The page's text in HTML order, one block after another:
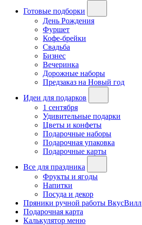
Готовые подборки
День Рождения
Фуршет
Кофе-брейки
Свадьба
Бизнес
Вечеринка
Дорожные наборы
Предзаказ на Новый год
Идеи для подарков
1 сентября
Удивительные подарки
Цветы и конфеты
Подарочные наборы
Подарочная упаковка
Подарочные карты
Все для праздника
Фрукты и ягоды
Напитки
Посуда и декор
Пряники ручной работы ВкусВилл
Подарочная карта
Калькулятор меню